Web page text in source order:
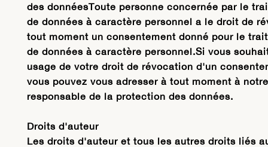
des donnéesToute personne concernée par le
de données à caractère personnel a le droit de
tout moment un consentement donné pour le
de données à caractère personnel.Si vous
usage de votre droit de révocation d'un
vous pouvez vous adresser à tout moment à notre
responsable de la protection des données.
Droits d'auteur
Les droits d'auteur et tous les autres droits liés